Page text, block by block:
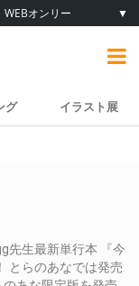
WEBオンリー ▼
グ イラスト展
先生最新単行本 『今
とらのあなでは発売